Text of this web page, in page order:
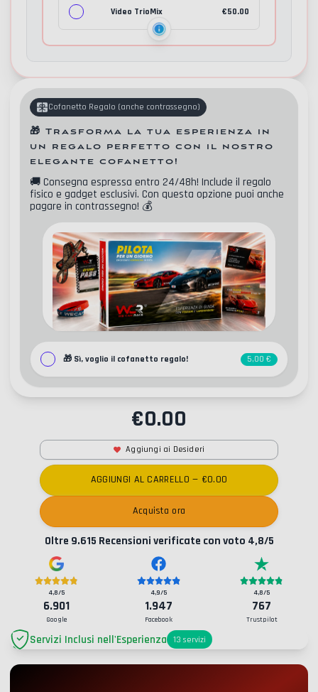
Contatti
Aggiungi ai Desideri
€0.00
Video TrioMix €50.00
Cofanetto Regalo (anche contrassegno)
🎁 Trasforma la tua esperienza in
un regalo perfetto con il nostro
elegante cofanetto!
🚚 Consegna espressa entro 24/48h! Include il regalo
fisico e gadget esclusivi. Con questa opzione puoi anche
pagare in contrassegno! 💰
🎁 Sì, voglio il cofanetto regalo! 5,00 €
AGGIUNGI AL CARRELLO — €0.00
Acquista ora
Oltre 9.615 Recensioni verificate con voto 4,8/5
4,8/5
6.901
Google
4,9/5
1.947
Facebook
4,8/5
767
Trustpilot
Servizi Inclusi nell'Esperienza 13 servizi
Parcheggio +2.00€